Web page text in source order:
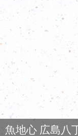
魚地心 広島八